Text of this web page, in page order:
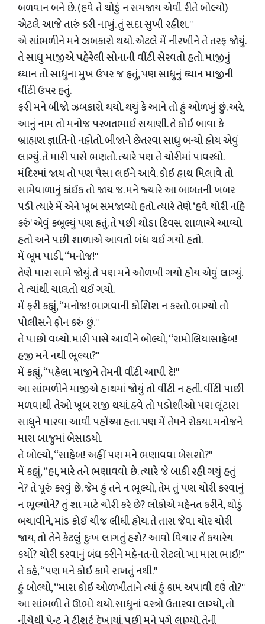
બળવાન બને છે. (હવે તે થોડું ન સમજાય એવી રીતે બોલ્‍યો)
એટલે આજે તારું કરી નાખું. તું સદા સુખી રહીશ.''
એ સાંભળીને મને ઝબકારો થયો. એટલે મેં નીરખીને તે તરફ જોયું.
તે સાધુ માજીએ પહેરેલી સોનાની વીંટી સેરવતો હતો. માજીનું
ઘ્‍યાન તો સાધુના મુખ ઉપર જ હતું, પણ સાધુનું ઘ્‍યાન માજીની
વીંટી ઉપર હતું.
ફરી મને બીજો ઝબકારો થયો. થયું કે આને તો હું ઓળખું છું. અરે,
આનું નામ તો મનોજ પરબતભાઈ સયાણી. તે કોઈ બાવા કે
બ્રાહ્મણ જ્ઞાતિનો નહોતો. બીજાને છેતરવા સાધુ બન્‍યો હોય એવું
લાગ્‍યું. તે મારી પાસે ભણતો. ત્‍યારે પણ તે ચોરીમાં પાવરધો.
મંદિરમાં જાય તો પણ પૈસા લઈને આવે. કોઈ હાથ મિલાવે તો
સામેવાળાનું કાંઈક તો જાય જ. મને જ્યારે આ બાબતની ખબર
પડી ત્‍યારે મેં એને ખૂબ સમજાવ્‍યો હતો. ત્‍યારે તેણે ‘હવે ચોરી નહિ
કરું' એવું કબૂલ્‍યું પણ હતું. તે પછી થોડા દિવસ શાળાએ આવ્‍યો
હતો અને પછી શાળાએ આવતો બંધ થઈ ગયો હતો.
મેં બૂમ પાડી, ‘‘મનોજ!''
તેણે મારા સામે જોયું. તે પણ મને ઓળખી ગયો હોય એવું લાગ્‍યું.
તે ત્‍યાંથી ચાલતો થઈ ગયો.
મેં ફરી કહ્યું, ‘‘મનોજ! ભાગવાની કોશિશ ન કરતો. ભાગ્‍યો તો
પોલીસને ફોન કરું છું.''
તે પાછો વળ્‍યો. મારી પાસે આવીને બોલ્‍યો, ‘‘રામોલિયાસાહેબ!
હજી મને નથી ભૂલ્‍યા?''
મેં કહ્યું, ‘‘પહેલા માજીને તેમની વીંટી આપી દે!''
આ સાંભળીને માજીએ હાથમાં જોયું તો વીંટી ન હતી. વીંટી પાછી
મળવાથી તેઓ ખૂબ રાજી થયાં. હવે તો પડોશીઓ પણ લૂંટારા
સાધુને મારવા આવી પહોંચ્‍યા હતા. પણ મેં તેમને રોકયા. મનોજને
મારા બાજુમાં બેસાડયો.
તે બોલ્‍યો, ‘‘સાહેબ! અહીં પણ મને ભણાવવા બેસશો?''
મેં કહ્યું, ‘‘હા, મારે તને ભણાવવો છે. ત્‍યારે જે બાકી રહી ગયું હતું
ને? તે પૂરું કરવું છે. જેમ હું તને ન ભૂલ્‍યો, તેમ તું પણ ચોરી કરવાનું
ન ભૂલ્‍યોને? તું શા માટે ચોરી કરે છે? લોકોએ મહેનત કરીને, થોડું
બચાવીને, માંડ કોઈ ચીજ લીધી હોય. તે તારા જેવા ચોર ચોરી
જાય, તો તેને કેટલું દુઃખ લાગતું હશે? આવો વિચાર તેં કયારેય
કર્યો? ચોરી કરવાનું બંધ કરીને મહેનતનો રોટલો ખા મારા ભાઈ!''
તે કહે, ‘‘પણ મને કોઈ કામે રાખતું નથી.''
હું બોલ્‍યો, ‘‘મારા કોઈ ઓળખીતાને ત્‍યાં હું કામ અપાવી દઉં તો?''
આ સાંભળી તે ઊભો થયો. સાધુનાં વસ્‍ત્રો ઉતારવા લાગ્‍યો, તો